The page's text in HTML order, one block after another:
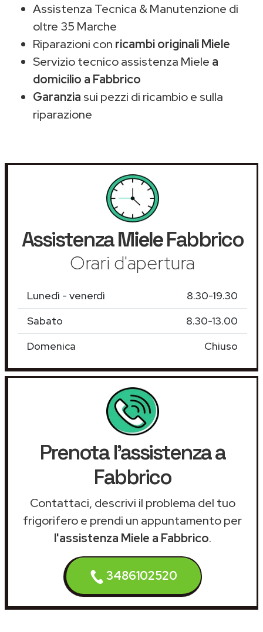
Assistenza Tecnica & Manutenzione di
oltre 35 Marche
Riparazioni con ricambi originali Miele
Servizio tecnico assistenza Miele a
domicilio a Fabbrico
Garanzia sui pezzi di ricambio e sulla
riparazione
AssistenzaMieleFabbrico
Orari d'apertura
Lunedì - venerdì
8.30-19.30
Sabato
8.30-13.00
Domenica
Chiuso
Prenota l'assistenza a
Fabbrico
Contattaci, descrivi il problema del tuo
frigorifero e prendi un appuntamento per
l'assistenza Miele a Fabbrico.
3486102520